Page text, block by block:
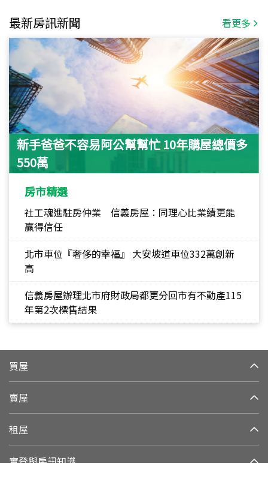
最新房訊新聞 看更多
新手爸爸不容易阿公幫幫忙 10年購屋總價多
550萬
房市精選
社工魂進駐房仲業 信義房屋：同理心比業績更能
贏得信任
北市車位『奢侈的幸福』 大安坡道車位332萬創新
高
信義房屋辦理北市府財政局都更分回市有不動產115
年第2次標售結果
買屋
賣屋
租屋
實登與房訊知識